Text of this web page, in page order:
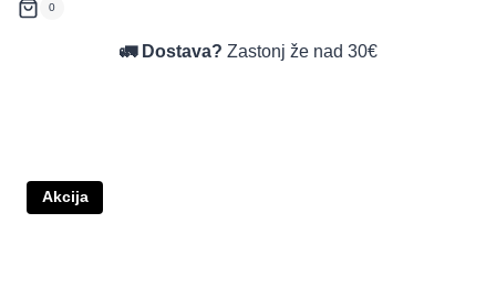
0
🚛 Dostava? Zastonj že nad 30€
Akcija